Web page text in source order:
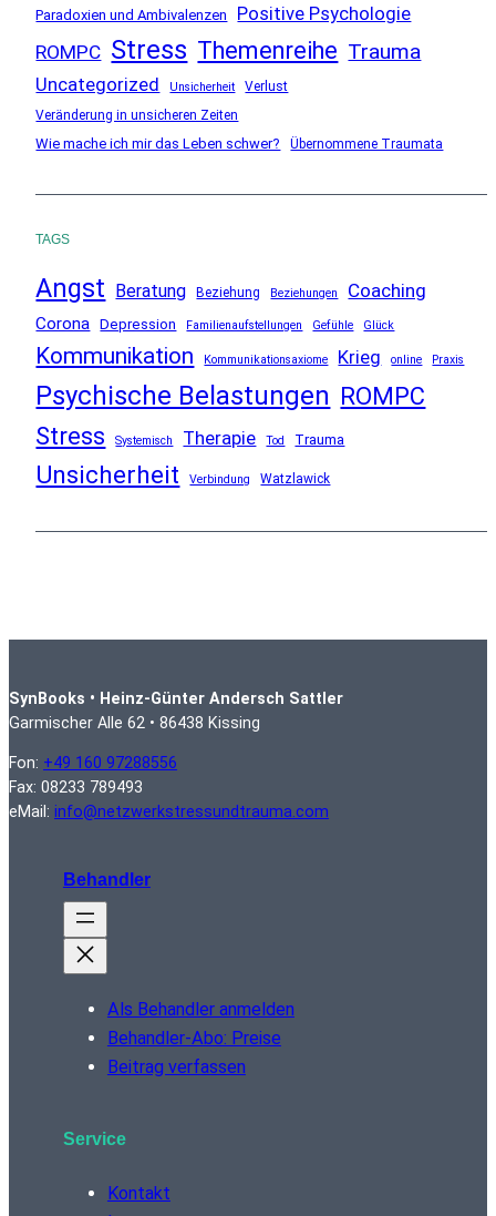
Paradoxien und Ambivalenzen Positive Psychologie
ROMPC Stress Themenreihe Trauma
Uncategorized Unsicherheit
Verlust
Veränderung in unsicheren Zeiten
Wie mache ich mir das Leben schwer? Übernommene Traumata
TAGS
Angst Beratung Beziehung Beziehungen Coaching
Corona Depression Familienaufstellungen Gefühle Glück
Kommunikation Kommunikationsaxiome Krieg online Praxis
Psychische Belastungen ROMPC
Stress
Systemisch Therapie Tod Trauma
Unsicherheit Verbindung Watzlawick
SynBooks • Heinz-Günter Andersch Sattler
Garmischer Alle 62 • 86438 Kissing
Fon: +49 160 97288556
Fax: 08233 789493
eMail: info@netzwerkstressundtrauma.com
Behandler
Als Behandler anmelden
Behandler-Abo: Preise
Beitrag verfassen
Service
Kontakt